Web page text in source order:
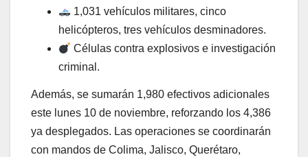
1,031 vehículos militares, cinco
helicópteros, tres vehículos desminadores.
Células contra explosivos e investigación
criminal.
Además, se sumarán 1,980 efectivos adicionales
este lunes 10 de noviembre, reforzando los 4,386
ya desplegados. Las operaciones se coordinarán
con mandos de Colima, Jalisco, Querétaro,